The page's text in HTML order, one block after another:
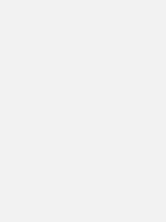
佛山市鼎钻钢业有限公